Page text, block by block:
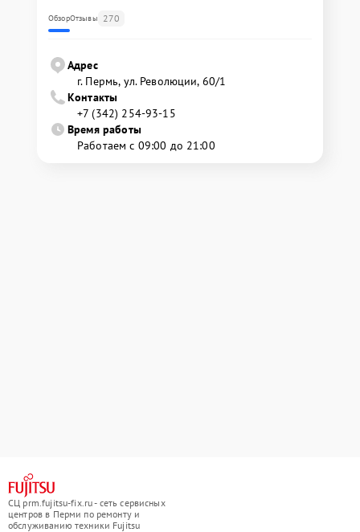
ОбзорОтзывы 270
Адрес
г. Пермь, ул. ​Революции, 60/1
Контакты
+7 (342) 254-93-15
Время работы
Работаем с 09:00 до 21:00
СЦ prm.fujitsu-fix.ru - сеть сервисных
центров в Перми по ремонту и
обслуживанию техники Fujitsu